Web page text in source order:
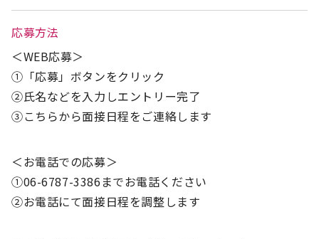
応募方法
＜WEB応募＞
①「応募」ボタンをクリック
②氏名などを入力しエントリー完了
③こちらから面接日程をご連絡します
＜お電話での応募＞
①06-6787-3386までお電話ください
②お電話にて面接日程を調整します